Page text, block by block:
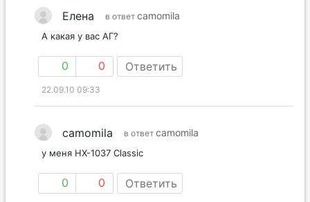
Елена в ответ camomila
А какая у вас АГ?
0 0 Ответить
22.09.10 09:33
camomila в ответ camomila
у меня HX-1037 Classic
0 0 Ответить